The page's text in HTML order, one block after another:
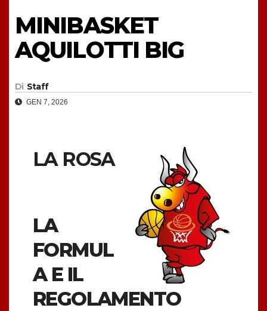
MINIBASKET
AQUILOTTI BIG
Di Staff
GEN 7, 2026
LA ROSA
LA
FORMUL
A E IL
REGOLAMENTO